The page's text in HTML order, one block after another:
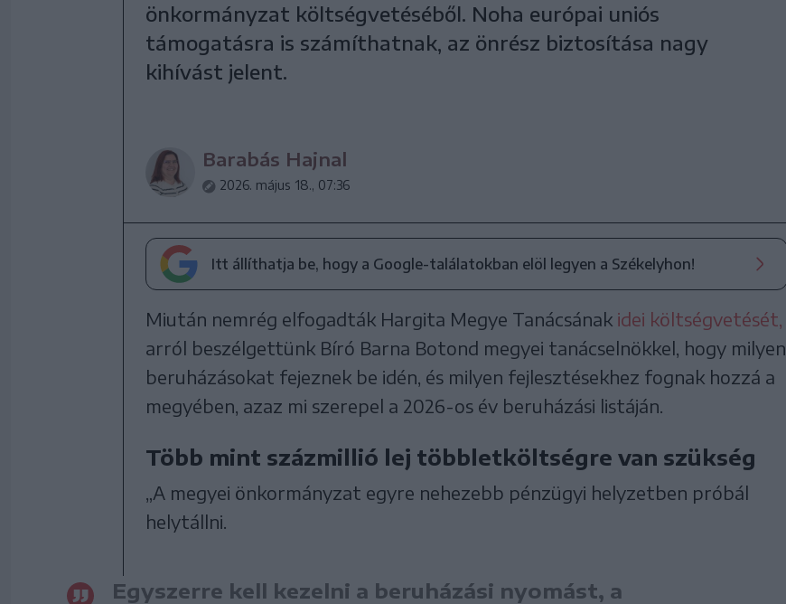
önkormányzat költségvetéséből. Noha európai uniós
támogatásra is számíthatnak, az önrész biztosítása nagy
kihívást jelent.
Barabás Hajnal
2026. május 18., 07:36
Itt állíthatja be, hogy a Google-találatokban elöl legyen a Székelyhon!
Miután nemrég elfogadták Hargita Megye Tanácsának idei költségvetését,
arról beszélgettünk Bíró Barna Botond megyei tanácselnökkel, hogy milyen
beruházásokat fejeznek be idén, és milyen fejlesztésekhez fognak hozzá a
megyében, azaz mi szerepel a 2026-os év beruházási listáján.
Több mint százmillió lej többletköltségre van szükség
„A megyei önkormányzat egyre nehezebb pénzügyi helyzetben próbál
helytállni.
Egyszerre kell kezelni a beruházási nyomást, a